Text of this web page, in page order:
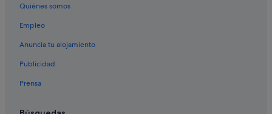
Hoteles de 5 estrellas en Madrid
Pensiones en Rivas-Vaciamadrid
Hoteles románticos en Madrid
Pensiones en Parla
Quiénes somos
Empleo
Anuncia tu alojamiento
Publicidad
Prensa